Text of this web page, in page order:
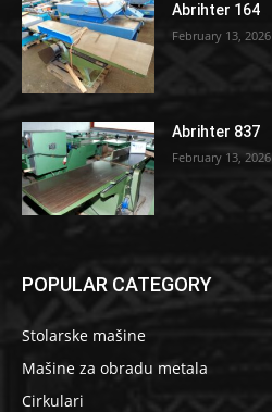
Abrihter 164
February 13, 2026
Abrihter 837
February 13, 2026
POPULAR CATEGORY
Stolarske mašine
Mašine za obradu metala
Cirkulari